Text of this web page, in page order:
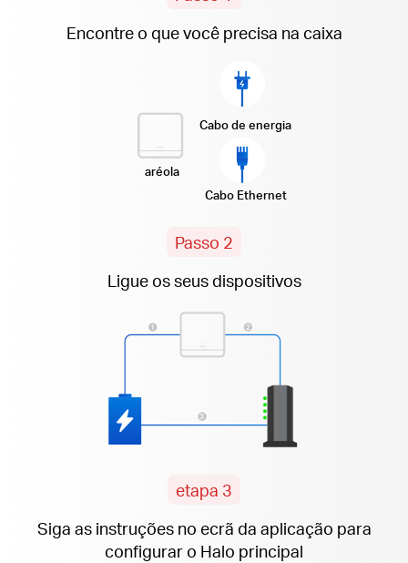
Encontre o que você precisa na caixa
aréola
Cabo de energia
Cabo Ethernet
Passo 2
Ligue os seus dispositivos
etapa 3
Siga as instruções no ecrã da aplicação para
configurar o Halo principal